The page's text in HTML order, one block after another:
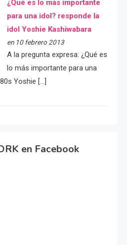
¿Qué es lo más importante
para una idol? responde la
idol Yoshie Kashiwabara
en 10 febrero 2013
A la pregunta expresa: ¿Qué es
lo más importante para una
Yoshie […]
en Facebook